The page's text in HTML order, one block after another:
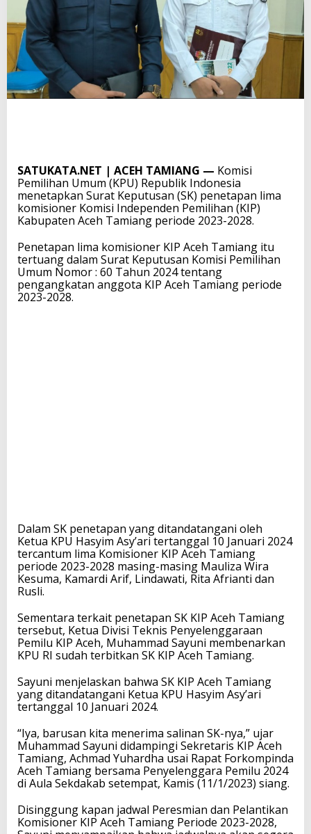
SATUKATA.NET | ACEH TAMIANG — Komisi
Pemilihan Umum (KPU) Republik Indonesia
menetapkan Surat Keputusan (SK) penetapan lima
komisioner Komisi Independen Pemilihan (KIP)
Kabupaten Aceh Tamiang periode 2023-2028.
Penetapan lima komisioner KIP Aceh Tamiang itu
tertuang dalam Surat Keputusan Komisi Pemilihan
Umum Nomor : 60 Tahun 2024 tentang
pengangkatan anggota KIP Aceh Tamiang periode
2023-2028.
Dalam SK penetapan yang ditandatangani oleh
Ketua KPU Hasyim Asy’ari tertanggal 10 Januari 2024
tercantum lima Komisioner KIP Aceh Tamiang
periode 2023-2028 masing-masing Mauliza Wira
Kesuma, Kamardi Arif, Lindawati, Rita Afrianti dan
Rusli.
Sementara terkait penetapan SK KIP Aceh Tamiang
tersebut, Ketua Divisi Teknis Penyelenggaraan
Pemilu KIP Aceh, Muhammad Sayuni membenarkan
KPU RI sudah terbitkan SK KIP Aceh Tamiang.
Sayuni menjelaskan bahwa SK KIP Aceh Tamiang
yang ditandatangani Ketua KPU Hasyim Asy’ari
tertanggal 10 Januari 2024.
“Iya, barusan kita menerima salinan SK-nya,” ujar
Muhammad Sayuni didampingi Sekretaris KIP Aceh
Tamiang, Achmad Yuhardha usai Rapat Forkompinda
Aceh Tamiang bersama Penyelenggara Pemilu 2024
di Aula Sekdakab setempat, Kamis (11/1/2023) siang.
Disinggung kapan jadwal Peresmian dan Pelantikan
Komisioner KIP Aceh Tamiang Periode 2023-2028,